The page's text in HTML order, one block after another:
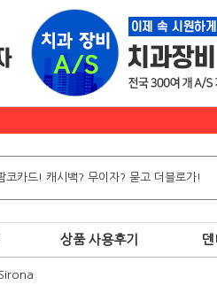
상품 사용후기